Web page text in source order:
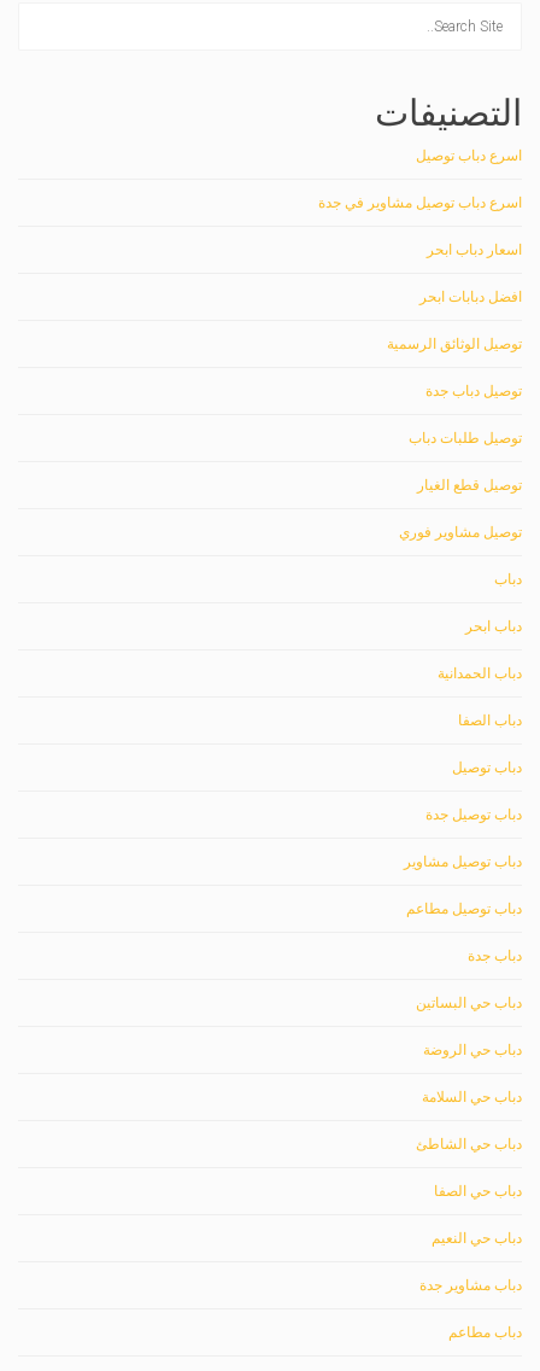
التصنيفات
اسرع دباب توصيل
اسرع دباب توصيل مشاوير في جدة
اسعار دباب ابحر
افضل دبابات ابحر
توصيل الوثائق الرسمية
توصيل دباب جدة
توصيل طلبات دباب
توصيل قطع الغيار
توصيل مشاوير فوري
دباب
دباب ابحر
دباب الحمدانية
دباب الصفا
دباب توصيل
دباب توصيل جدة
دباب توصيل مشاوير
دباب توصيل مطاعم
دباب جدة
دباب حي البساتين
دباب حي الروضة
دباب حي السلامة
دباب حي الشاطئ
دباب حي الصفا
دباب حي النعيم
دباب مشاوير جدة
دباب مطاعم